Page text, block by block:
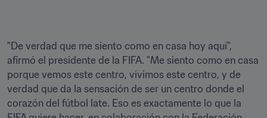
"De verdad que me siento como en casa hoy aquí",
afirmó el presidente de la FIFA. "Me siento como en casa
porque vemos este centro, vivimos este centro, y de
verdad que da la sensación de ser un centro donde el
corazón del fútbol late. Eso es exactamente lo que la